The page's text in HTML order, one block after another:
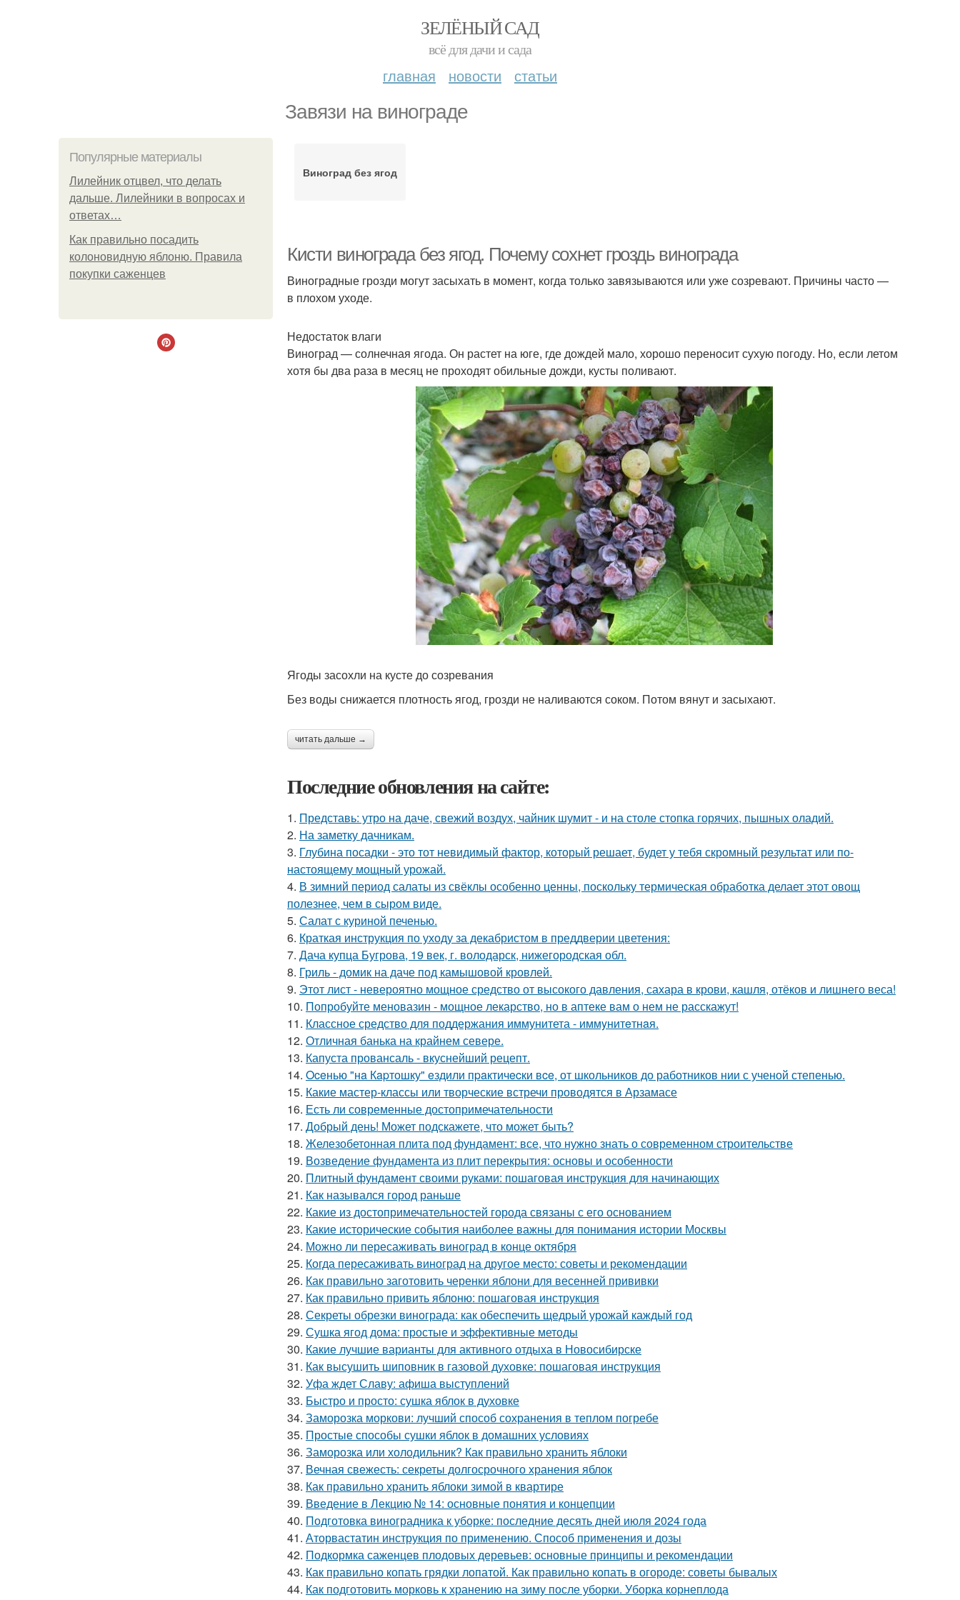
ЗЕЛЁНЫЙ САД
всё для дачи и сада
главная новости статьи
Завязи на винограде
Популярные материалы
Лилейник отцвел, что делать
дальше. Лилейники в вопросах и
ответах…
Как правильно посадить
колоновидную яблоню. Правила
покупки саженцев
Виноград без ягод
Кисти винограда без ягод. Почему сохнет гроздь винограда
Виноградные грозди могут засыхать в момент, когда только завязываются или уже созревают. Причины часто —
в плохом уходе.
Недостаток влаги
Виноград — солнечная ягода. Он растет на юге, где дождей мало, хорошо переносит сухую погоду. Но, если летом
хотя бы два раза в месяц не проходят обильные дожди, кусты поливают.
Ягоды засохли на кусте до созревания
Без воды снижается плотность ягод, грозди не наливаются соком. Потом вянут и засыхают.
читать дальше →
Последние обновления на сайте:
1. Представь: утро на даче, свежий воздух, чайник шумит - и на столе стопка горячих, пышных оладий.
2. На заметку дачникам.
3. Глубина посадки - это тот невидимый фактор, который решает, будет у тебя скромный результат или по-
настоящему мощный урожай.
4. В зимний период салаты из свёклы особенно ценны, поскольку термическая обработка делает этот овощ
полезнее, чем в сыром виде.
5. Салат с куриной печенью.
6. Краткая инструкция по уходу за декабристом в преддверии цветения:
7. Дача купца Бугрова, 19 век, г. володарск, нижегородская обл.
8. Гриль - домик на даче под камышовой кровлей.
9. Этот лист - невероятно мощное средство от высокого давления, сахара в крови, кашля, отёков и лишнего веса!
10. Попробуйте меновазин - мощное лекарство, но в аптеке вам о нем не расскажут!
11. Классное средство для поддержания иммунитета - иммyнитeтнaя.
12. Отличная банька на крайнем севере.
13. Капуста провансаль - вкуснейший рецепт.
14. Oceнью "нa Кapтошку" eздили пpaктичecки вce, от школьников до работников нии с ученой степенью.
15. Какие мастер-классы или творческие встречи проводятся в Арзамасе
16. Есть ли современные достопримечательности
17. Добрый день! Может подскажете, что может быть?
18. Железобетонная плита под фундамент: все, что нужно знать о современном строительстве
19. Возведение фундамента из плит перекрытия: основы и особенности
20. Плитный фундамент своими руками: пошаговая инструкция для начинающих
21. Как назывался город раньше
22. Какие из достопримечательностей города связаны с его основанием
23. Какие исторические события наиболее важны для понимания истории Москвы
24. Можно ли пересаживать виноград в конце октября
25. Когда пересаживать виноград на другое место: советы и рекомендации
26. Как правильно заготовить черенки яблони для весенней прививки
27. Как правильно привить яблоню: пошаговая инструкция
28. Секреты обрезки винограда: как обеспечить щедрый урожай каждый год
29. Сушка ягод дома: простые и эффективные методы
30. Какие лучшие варианты для активного отдыха в Новосибирске
31. Как высушить шиповник в газовой духовке: пошаговая инструкция
32. Уфа ждет Славу: афиша выступлений
33. Быстро и просто: сушка яблок в духовке
34. Заморозка моркови: лучший способ сохранения в теплом погребе
35. Простые способы сушки яблок в домашних условиях
36. Заморозка или холодильник? Как правильно хранить яблоки
37. Вечная свежесть: секреты долгосрочного хранения яблок
38. Как правильно хранить яблоки зимой в квартире
39. Введение в Лекцию № 14: основные понятия и концепции
40. Подготовка виноградника к уборке: последние десять дней июля 2024 года
41. Аторвастатин инструкция по применению. Способ применения и дозы
42. Подкормка саженцев плодовых деревьев: основные принципы и рекомендации
43. Как правильно копать грядки лопатой. Как правильно копать в огороде: советы бывалых
44. Как подготовить морковь к хранению на зиму после уборки. Уборка корнеплода